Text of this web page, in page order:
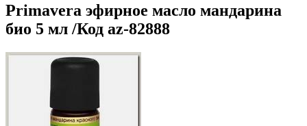
Primavera эфирное масло мандарина
био 5 мл /Код az-82888